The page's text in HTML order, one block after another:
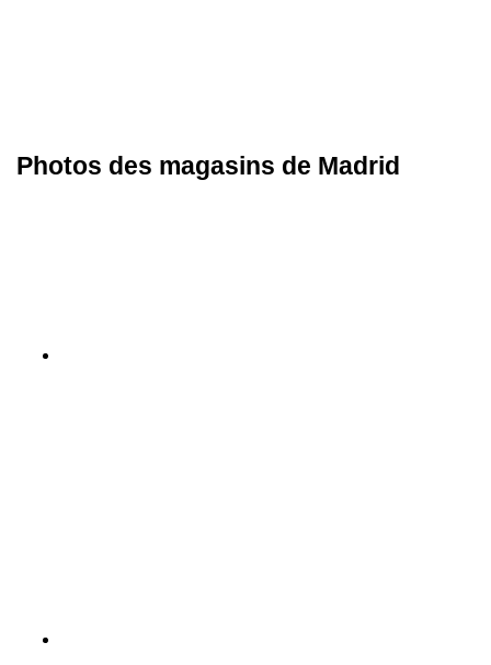
Photos des magasins de Madrid